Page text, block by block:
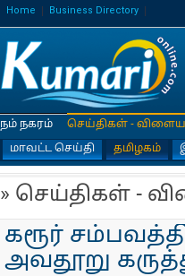
Home Business Directory
நம் நகரம்
செய்திகள் -
மாவட்ட செய்தி
தமிழகம்
» செய்திகள் -
கரூர்
அவதூறு